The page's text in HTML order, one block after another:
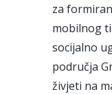
za
mobilnog
socijalno
područja
živjeti na